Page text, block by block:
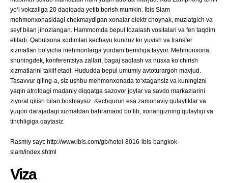
yo‘l vokzaliga 20 daqiqada yetib borish mumkin. Ibis Siam
mehmonxonasidagi chekmaydigan xonalar elektr choynak, muzlatgich va
seyf bilan jihozlangan. Hammomda bepul tozalash vositalari va fen taqdim
etiladi. Qabulxona xodimlari kechayu kunduz kir yuvish va transfer
xizmatlari bo‘yicha mehmonlarga yordam berishga tayyor. Mehmonxona,
shuningdek, konferentsiya zallari, bagaj saqlash va nusxa ko‘chirish
xizmatlarini taklif etadi. Hududda bepul umumiy avtoturargoh mavjud.
Tasavvur qiling-a, siz ushbu mehmonxonada to‘xtagansiz va kuningizni
yaqin atrofdagi madaniy diqqatga sazovor joylar va savdo markazlarini
ziyorat qilish bilan boshlaysiz. Kechqurun esa zamonaviy qulayliklar va
yuqori darajadagi xizmatdan bahramand bo‘lib, xonangizning qulayligi va
tinchligiga qaytasiz.
Rasmiy sayt: http://www.ibis.com/gb/hotel-8016-ibis-bangkok-
siam/index.shtml
Viza